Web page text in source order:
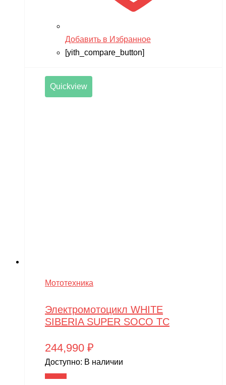
Добавить в Избранное
[yith_compare_button]
Quickview
Мототехника
Электромотоцикл WHITE
SIBERIA SUPER SOCO TC
244,990 ₽
Доступно: В наличии